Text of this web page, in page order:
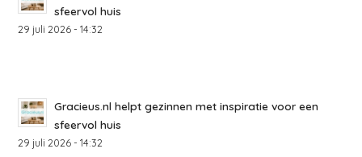
sfeervol huis
29 juli 2026 - 14:32
Gracieus.nl helpt gezinnen met inspiratie voor een
sfeervol huis
29 juli 2026 - 14:32